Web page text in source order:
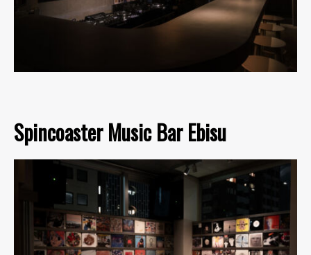
Spincoaster Music Bar Ebisu